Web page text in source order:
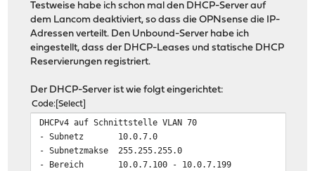
| | |
| | '--------... (Clients)
| |
| '----------... (Clients/Servers) VLAN 40
|
Testweise habe ich schon mal den DHCP-Server auf
dem Lancom deaktiviert, so dass die OPNsense die IP-
Adressen verteilt. Den Unbound-Server habe ich
eingestellt, dass der DHCP-Leases und statische DHCP
Reservierungen registriert.
Der DHCP-Server ist wie folgt eingerichtet:
Code Select
DHCPv4 auf Schnittstelle VLAN 70
- Subnetz 10.0.7.0
- Subnetzmakse 255.255.255.0
- Bereich 10.0.7.100 - 10.0.7.199